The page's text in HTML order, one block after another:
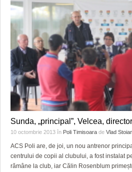
Sunda, „principal”, Velcea,
10 octombrie 2013 în Poli Timisoara de Vlad
ACS Poli are, de joi, un nou antrenor
centrului de copii al clubului, a fost instalat
rămâne la club, iar Călin Rosenblum